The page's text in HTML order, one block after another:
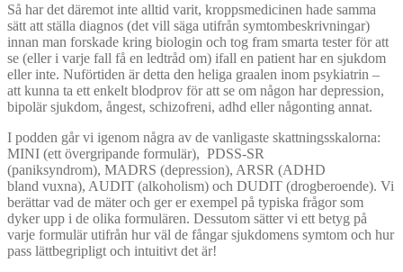
Så har det däremot inte alltid varit, kroppsmedicinen hade samma
sätt att ställa diagnos (det vill säga utifrån symtombeskrivningar)
innan man forskade kring biologin och tog fram smarta tester för att
se (eller i varje fall få en ledtråd om) ifall en patient har en sjukdom
eller inte. Nuförtiden är detta den heliga graalen inom psykiatrin –
att kunna ta ett enkelt blodprov för att se om någon har depression,
bipolär sjukdom, ångest, schizofreni, adhd eller någonting annat.
I podden går vi igenom några av de vanligaste skattningsskalorna:
MINI (ett övergripande formulär), PDSS-SR
(paniksyndrom), MADRS (depression), ARSR (ADHD
bland vuxna), AUDIT (alkoholism) och DUDIT (drogberoende). Vi
berättar vad de mäter och ger er exempel på typiska frågor som
dyker upp i de olika formulären. Dessutom sätter vi ett betyg på
varje formulär utifrån hur väl de fångar sjukdomens symtom och hur
pass lättbegripligt och intuitivt det är!